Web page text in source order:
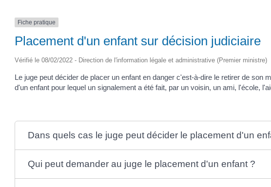
Fiche pratique
Placement d'un enfant sur décision judiciaire
Vérifié le 08/02/2022 - Direction de l'information légale et administrative (Premier ministre)
Le juge peut décider de placer un enfant en danger c'est-à-dire le retirer de son
d'un enfant pour lequel un signalement a été fait, par un voisin, un ami, l'école,
Dans quels cas le juge peut décider le placement d'un
Qui peut demander au juge le placement d'un enfant ?